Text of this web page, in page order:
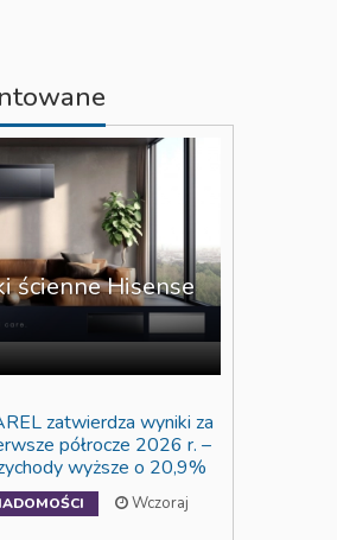
ścienne Hisense
zatwierdza wyniki za
półrocze 2026 r. –
wyższe o 20,9%
Wczoraj